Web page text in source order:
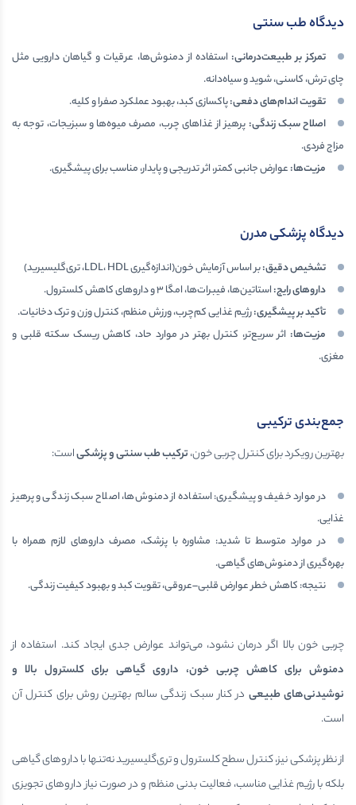
دیدگاه طب سنتی
تمرکز بر طبیعت‌درمانی: استفاده از دمنوش‌ها، عرقیات و گیاهان دارویی مثل
چای ترش، کاسنی، شوید و سیاه‌دانه.
تقویت اندام‌های دفعی:پاکسازی کبد، بهبود عملکرد صفرا و کلیه.
اصلاح سبک زندگی: پرهیز از غذاهای چرب، مصرف میوه‌ها و سبزیجات، توجه به
مزاج فردی.
مزیت‌ها:عوارض جانبی کمتر، اثر تدریجی و پایدار، مناسب برای پیشگیری.
دیدگاه پزشکی مدرن
تشخیص دقیق:بر اساس آزمایش خون(اندازه‌گیری LDL، HDL، تری‌گلیسیرید)
داروهای رایج:استاتین‌ها، فیبرات‌ها، امگا ۳ و داروهای کاهش کلسترول.
تأکید بر پیشگیری:رژیم غذایی کم‌چرب، ورزش منظم، کنترل وزن و ترک دخانیات.
مزیت‌ها: اثر سریع‌تر، کنترل بهتر در موارد حاد، کاهش ریسک سکته قلبی و
مغزی.
جمع‌بندی ترکیبی
بهترین رویکرد برای کنترل چربی خون،ترکیب طب سنتی و پزشکیاست:
در موارد خفیف و پیشگیری: استفاده از دمنوش‌ها، اصلاح سبک زندگی و پرهیز
غذایی.
در موارد متوسط تا شدید: مشاوره با پزشک، مصرف داروهای لازم همراه با
بهره‌گیری از دمنوش‌های گیاهی.
نتیجه: کاهش خطر عوارض قلبی–عروقی، تقویت کبد و بهبود کیفیت زندگی.
چربی خون بالا اگر درمان نشود، می‌تواند عوارض جدی ایجاد کند. استفاده از
دمنوش برای کاهش چربی خون، داروی گیاهی برای کلسترول بالا و
نوشیدنی‌های طبیعی در کنار سبک زندگی سالم بهترین روش برای کنترل آن
است.
از نظر پزشکی نیز، کنترل سطح کلسترول و تری‌گلیسیرید نه‌تنها با داروهای گیاهی
بلکه با رژیم غذایی مناسب، فعالیت بدنی منظم و در صورت نیاز داروهای تجویزی